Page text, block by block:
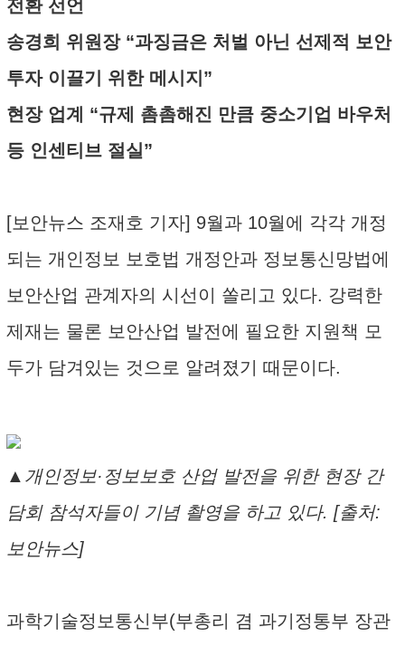
전환 선언
송경희 위원장 “과징금은 처벌 아닌 선제적 보안
투자 이끌기 위한 메시지”
현장 업계 “규제 촘촘해진 만큼 중소기업 바우처
등 인센티브 절실”
[보안뉴스 조재호 기자] 9월과 10월에 각각 개정
되는 개인정보 보호법 개정안과 정보통신망법에
보안산업 관계자의 시선이 쏠리고 있다. 강력한
제재는 물론 보안산업 발전에 필요한 지원책 모
두가 담겨있는 것으로 알려졌기 때문이다.
▲개인정보·정보보호 산업 발전을 위한 현장 간
담회 참석자들이 기념 촬영을 하고 있다. [출처:
보안뉴스]
과학기술정보통신부(부총리 겸 과기정통부 장관